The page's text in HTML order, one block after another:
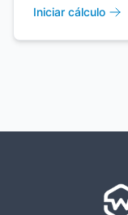
Iniciar cálculo